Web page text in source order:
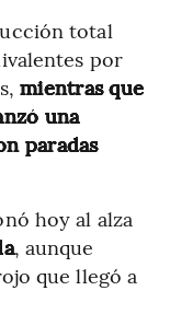
total
por
mientras que
una
paradas
hoy al alza
, aunque
que llegó a